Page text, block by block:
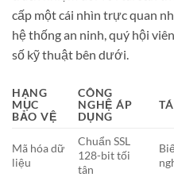
cấp một cái nhìn trực quan
hệ thống an ninh, quý hội
số kỹ thuật bên dưới.
HẠNG
MỤC
BẢO VỆ
CÔNG
NGHỆ ÁP
DỤNG
Mã hóa dữ
liệu
Chuẩn SSL
128-bit tối
tân